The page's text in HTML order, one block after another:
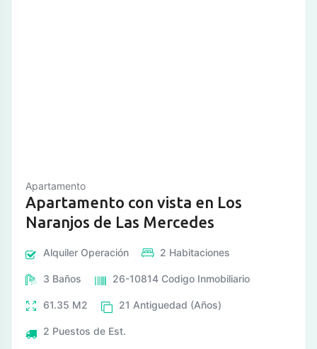
Apartamento
Apartamento con vista en Los
Naranjos de Las Mercedes
Alquiler Operación 2 Habitaciones
3 Baños 26-10814 Codigo Inmobiliario
61.35 M2 21 Antiguedad (Años)
2 Puestos de Est.